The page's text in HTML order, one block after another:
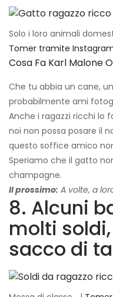
Solo i loro animali
Tomer tramite
Cosa Fa Karl Malone
Che tu abbia un cane,
probabilmente ami
Anche i ragazzi ricchi lo
noi non possa posare il
questo soffice amico
Speriamo che il gatto
champagne.
Il prossimo: A volte, a
8. Alcuni
molti
sacco di